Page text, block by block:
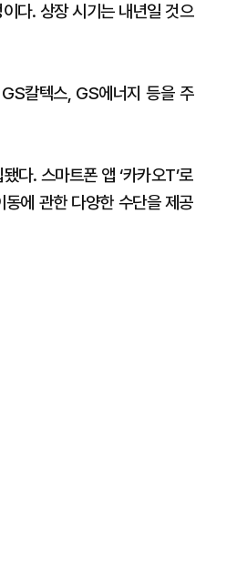
다. 상장 시기는 내년일 것으
칼텍스, GS에너지 등을 주
다. 스마트폰 앱 ‘카카오T’로
에 관한 다양한 수단을 제공